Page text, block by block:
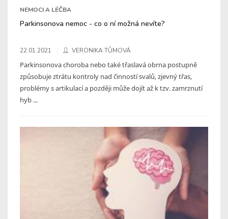
NEMOCI A LÉČBA
Parkinsonova nemoc - co o ní možná nevíte?
22.01.2021 VERONIKA TŮMOVÁ
Parkinsonova choroba nebo také třaslavá obrna postupně
způsobuje ztrátu kontroly nad činností svalů, zjevný třas,
problémy s artikulací a později může dojít až k tzv. zamrznutí
hyb ...